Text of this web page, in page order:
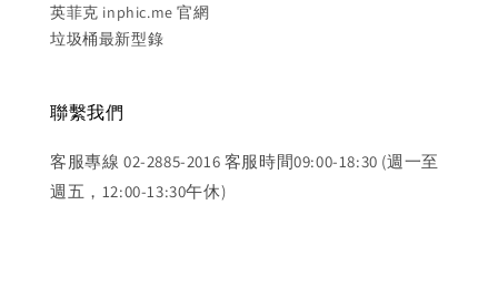
英菲克 inphic.me 官網
垃圾桶最新型錄
聯繫我們
客服專線 02-2885-2016 客服時間09:00-18:30 (週一至
週五，12:00-13:30午休)